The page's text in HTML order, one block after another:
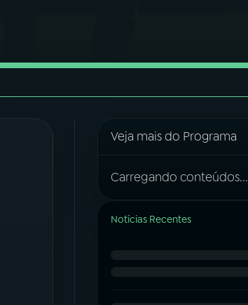
Veja mais do Programa
Carregando conteúdos...
Notícias Recentes